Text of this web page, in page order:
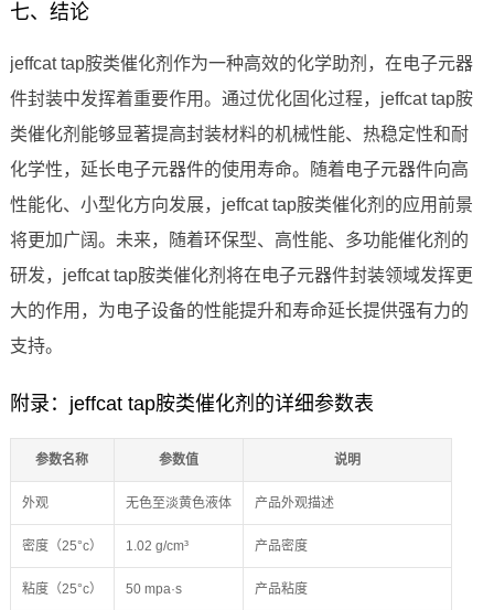
七、结论
jeffcat tap胺类催化剂作为一种高效的化学助剂，在电子元器
件封装中发挥着重要作用。通过优化固化过程，jeffcat tap胺
类催化剂能够显著提高封装材料的机械性能、热稳定性和耐
化学性，延长电子元器件的使用寿命。随着电子元器件向高
性能化、小型化方向发展，jeffcat tap胺类催化剂的应用前景
将更加广阔。未来，随着环保型、高性能、多功能催化剂的
研发，jeffcat tap胺类催化剂将在电子元器件封装领域发挥更
大的作用，为电子设备的性能提升和寿命延长提供强有力的
支持。
附录：jeffcat tap胺类催化剂的详细参数表
参数名称 参数值 说明
外观 无色至淡黄色液体 产品外观描述
密度（25°c） 1.02 g/cm³ 产品密度
粘度（25°c） 50 mpa·s 产品粘度